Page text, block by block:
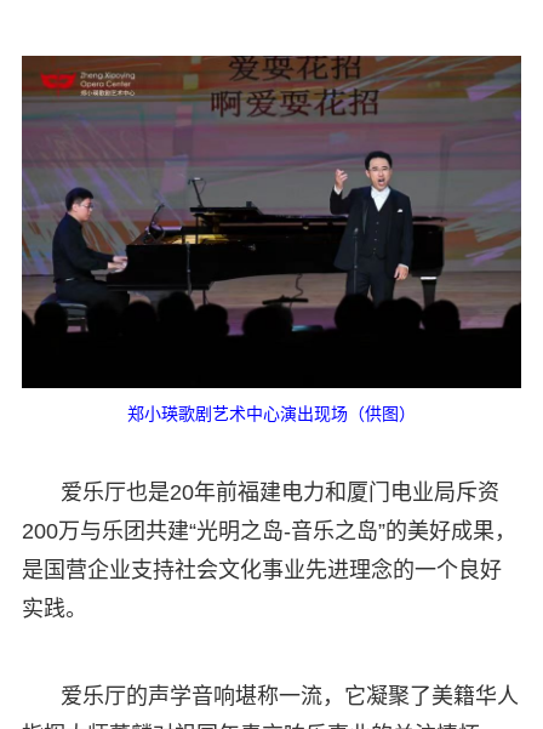
郑小瑛歌剧艺术中心演出现场（供图）
爱乐厅也是20年前福建电力和厦门电业局斥资
200万与乐团共建“光明之岛-音乐之岛”的美好成果，
是国营企业支持社会文化事业先进理念的一个良好
实践。
爱乐厅的声学音响堪称一流，它凝聚了美籍华人